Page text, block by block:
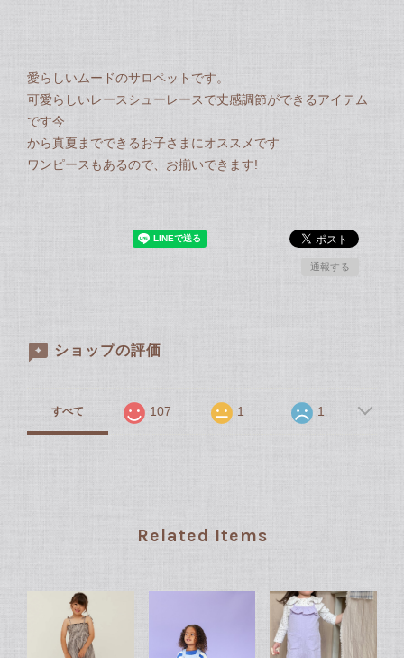
愛らしいムードのサロペットです。
可愛らしいレースシューレースで丈感調節ができるアイテム
です今
から真夏までできるお子さまにオススメです
ワンピースもあるので、お揃いできます!
通報する
ショップの評価
すべて 107 1 1
Related Items